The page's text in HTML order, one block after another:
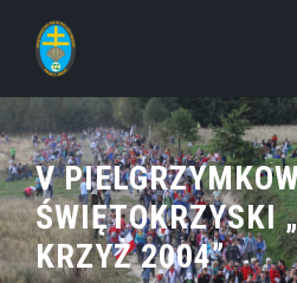
content
V
ŚWIĘTOKRZYSKI
KRZYŻ 2004”